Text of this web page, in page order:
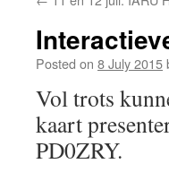
Posted on 8 July 2015
Vol trots
kaart
PD0ZRY.